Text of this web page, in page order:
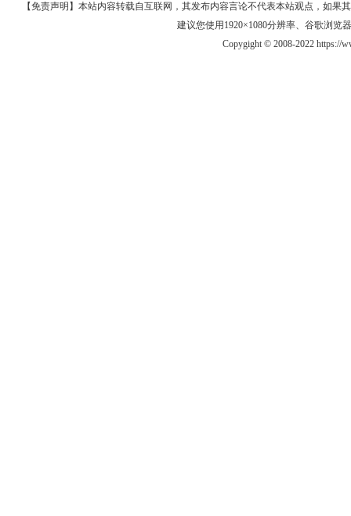
【免责声明】本站内容转载自互联网，其发布内容言论不代表本站观点，如果
建议您使用1920×1080分辨率、谷歌浏览
Copygight © 2008-2022 https://